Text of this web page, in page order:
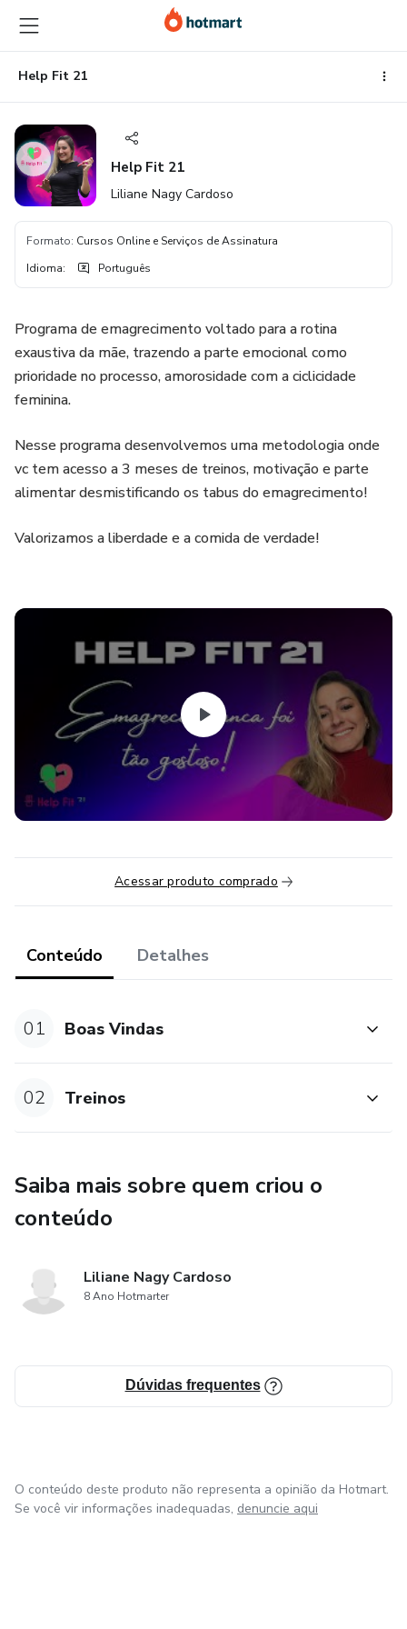
para
o
conteúdo
principal
para
o
pagamento
para
o
rodapé
Help Fit 21
Help Fit 21
Liliane Nagy Cardoso
Formato: Cursos Online e Serviços de Assinatura
Idioma: Português
Programa de emagrecimento voltado para a rotina
exaustiva da mãe, trazendo a parte emocional como
prioridade no processo, amorosidade com a ciclicidade
feminina.
Nesse programa desenvolvemos uma metodologia onde
vc tem acesso a 3 meses de treinos, motivação e parte
alimentar desmistificando os tabus do emagrecimento!
Valorizamos a liberdade e a comida de verdade!
Acessar produto comprado
Conteúdo Detalhes
01 Boas Vindas
02 Treinos
Saiba mais sobre quem criou o
conteúdo
Liliane Nagy Cardoso
8 Ano Hotmarter
Dúvidas frequentes
O conteúdo deste produto não representa a opinião da Hotmart.
Se você vir informações inadequadas, denuncie aqui